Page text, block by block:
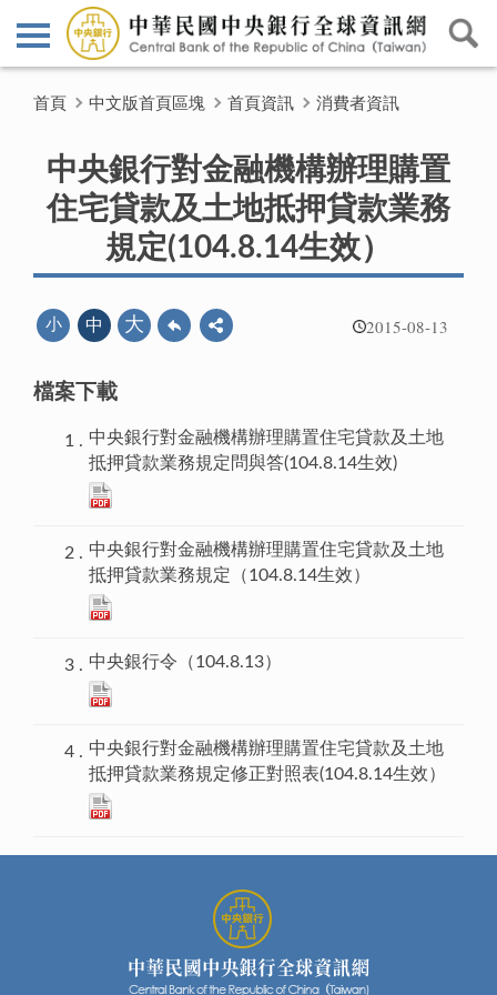
首頁 中文版首頁區塊 首頁資訊 消費者資訊
中央銀行對金融機構辦理購置
住宅貸款及土地抵押貸款業務
規定(104.8.14生效）
2015-08-13
小 中 大
檔案下載
中央銀行對金融機構辦理購置住宅貸款及土地
抵押貸款業務規定問與答(104.8.14生效)
中央銀行對金融機構辦理購置住宅貸款及土地
抵押貸款業務規定（104.8.14生效）
中央銀行令（104.8.13）
中央銀行對金融機構辦理購置住宅貸款及土地
抵押貸款業務規定修正對照表(104.8.14生效）